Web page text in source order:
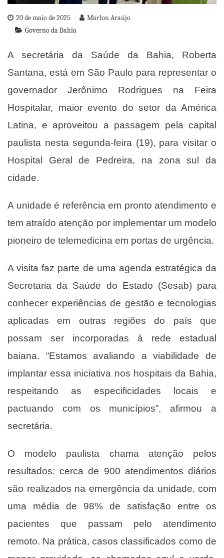
20 de maio de 2025
Marlon Araújo
Governo da Bahia
A secretária da Saúde da Bahia, Roberta
Santana, está em São Paulo para representar o
governador Jerônimo Rodrigues na Feira
Hospitalar, maior evento do setor da América
Latina, e aproveitou a passagem pela capital
paulista nesta segunda-feira (19), para visitar o
Hospital Geral de Pedreira, na zona sul da
cidade.
A unidade é referência em pronto atendimento e
tem atraído atenção por implementar um modelo
pioneiro de telemedicina em portas de urgência.
A visita faz parte de uma agenda estratégica da
Secretaria da Saúde do Estado (Sesab) para
conhecer experiências de gestão e tecnologias
aplicadas em outras regiões do país que
possam ser incorporadas à rede estadual
baiana. “Estamos avaliando a viabilidade de
implantar essa iniciativa nos hospitais da Bahia,
respeitando as especificidades locais e
pactuando com os municípios”, afirmou a
secretária.
O modelo paulista chama atenção pelos
resultados: cerca de 900 atendimentos diários
são realizados na emergência da unidade, com
uma média de 98% de satisfação entre os
pacientes que passam pelo atendimento
remoto. Na prática, casos classificados como de